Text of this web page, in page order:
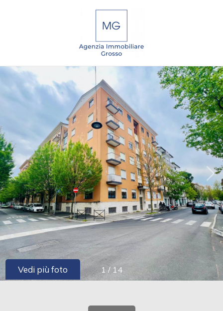
1 / 14
Vedi più foto
SL
CHI
SIAMO
IMMOBILI
SERVIZI
CONTATTI
Contratto
Vendita
Affitto
Scegli
dove
cercare
Provincia
Comune